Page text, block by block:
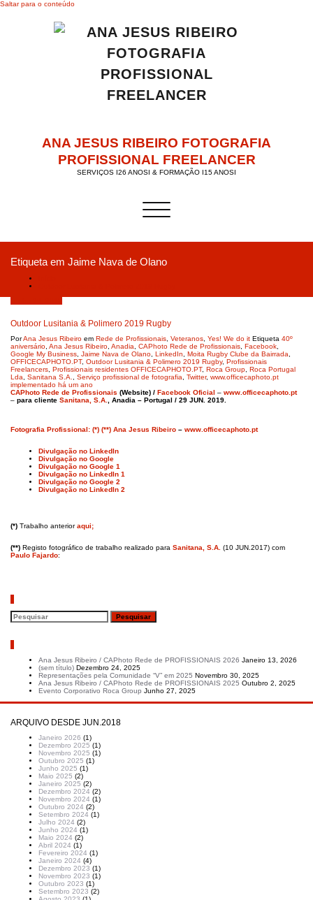
Saltar para o conteúdo
ANA JESUS RIBEIRO FOTOGRAFIA
PROFISSIONAL FREELANCER
SERVIÇOS I26 ANOSI & FORMAÇÃO I15 ANOSI
Alternar a navegação
Etiqueta em Jaime Nava de Olano
Outdoor Lusitania & Polimero 2019 Rugby
PorAna Jesus Ribeiro em Rede de Profissionais Veteranos Yes! We do it Etiqueta 40º
aniversário Ana Jesus Ribeiro Anadia CAPhoto Rede de Profissionais Facebook
Google My Business Jaime Nava de Olano LinkedIn Moita Rugby Clube da Bairrada
OFFICECAPHOTO.PT, Outdoor Lusitania & Polimero 2019 Rugby, Profissionais
Freelancers Profissionais residentes OFFICECAPHOTO.PT, Roca Group Roca Portugal
Lda
Sanitana S.A. Serviço profissional de fotografia Twitter, www.officecaphoto.pt
implementado há um ano
CAPhoto Rede de Profissionais (Website) / Facebook Oficial – www.officecaphoto.pt
– para cliente Sanitana, S.A. , Anadia – Portugal / 29 JUN. 2019.
Fotografia Profissional: (*) (**) Ana Jesus Ribeiro – www.officecaphoto.pt
Divulgação no LinkedIn
Divulgação no Google
Divulgação no Google 1
Divulgação no LinkedIn 1
Divulgação no Google 2
Divulgação no LinkedIn 2
(*) Trabalho anterioraqui;
(**) Registo fotográfico de trabalho realizado para Sanitana, S.A. (10 JUN.2017) com
Paulo Fajardo:
Ana Jesus Ribeiro / CAPhoto Rede de PROFISSIONAIS 2026 Janeiro 13, 2026
(sem título) Dezembro 24, 2025
Representações pela Comunidade “V” em 2025 Novembro 30, 2025
Ana Jesus Ribeiro / CAPhoto Rede de PROFISSIONAIS 2025 Outubro 2, 2025
Evento Corporativo Roca Group Junho 27, 2025
ARQUIVO DESDE JUN.2018
Janeiro 2026 (1)
Dezembro 2025 (1)
Novembro 2025 (1)
Outubro 2025 (1)
Junho 2025 (1)
Maio 2025 (2)
Janeiro 2025 (2)
Dezembro 2024 (2)
Novembro 2024 (1)
Outubro 2024 (2)
Setembro 2024 (1)
Julho 2024 (2)
Junho 2024 (1)
Maio 2024 (2)
Abril 2024 (1)
Fevereiro 2024 (1)
Janeiro 2024 (4)
Dezembro 2023 (1)
Novembro 2023 (1)
Outubro 2023 (1)
Setembro 2023 (2)